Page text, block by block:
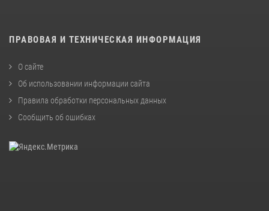
ПРАВОВАЯ И ТЕХНИЧЕСКАЯ ИНФОРМАЦИЯ
О сайте
Об использовании информации сайта
Правила обработки персональных данных
Сообщить об ошибках